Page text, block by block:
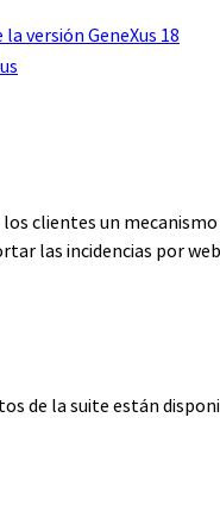
versión GeneXus 18
los clientes un
las incidencias por
de la suite están